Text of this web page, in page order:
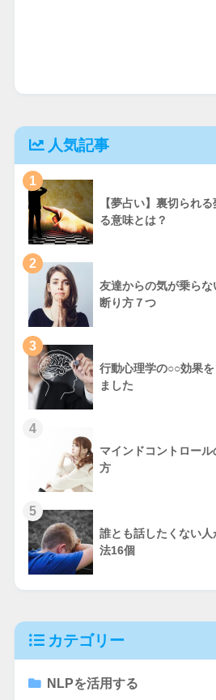
人気記事
1
【夢占い】裏切られ
る意味とは？
2
友達からの気が乗ら
断り方７つ
3
行動心理学の○○効果
ました
4
マインドコントロー
方
5
誰とも話したくない
法16個
カテゴリー
NLPを活用する